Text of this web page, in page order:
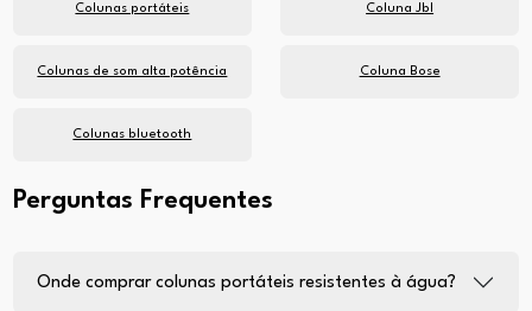
Colunas portáteis Coluna Jbl
Colunas de som alta potência Coluna Bose
Colunas bluetooth
Perguntas Frequentes
Onde comprar colunas portáteis resistentes à água?